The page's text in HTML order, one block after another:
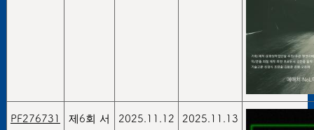
PF276731
제6회 서
2025.11.12 2025.11.13